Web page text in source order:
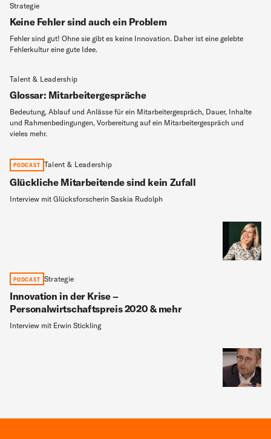
Strategie
Keine Fehler sind auch ein Problem
Fehler sind gut! Ohne sie gibt es keine Innovation. Daher ist eine gelebte
Fehlerkultur eine gute Idee.
PODCAST Talent & Leadership
Glückliche Mitarbeitende sind kein Zufall
Interview mit Glücksforscherin Saskia Rudolph
PODCAST Strategie
Innovation in der Krise –
Personalwirtschaftspreis 2020 & mehr
Interview mit Erwin Stickling
Talent & Leadership
Glossar: Mitarbeitergespräche
Bedeutung, Ablauf und Anlässe für ein Mitarbeitergespräch, Dauer, Inhalte
und Rahmenbedingungen, Vorbereitung auf ein Mitarbeitergespräch und
vieles mehr.